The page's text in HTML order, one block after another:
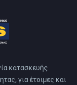
κατασκευής
για έτοιμες και